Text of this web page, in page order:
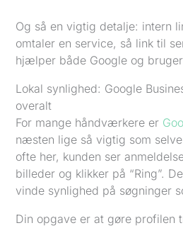
Og så en vigtig detalje: intern
omtaler en service, så link til
hjælper både Google og
Lokal synlighed: Google
overalt
For mange håndværkere er
næsten lige så vigtig som selve
ofte her, kunden ser
billeder og klikker på “Ring”.
vinde synlighed på søgninger
Din opgave er at gøre profilen